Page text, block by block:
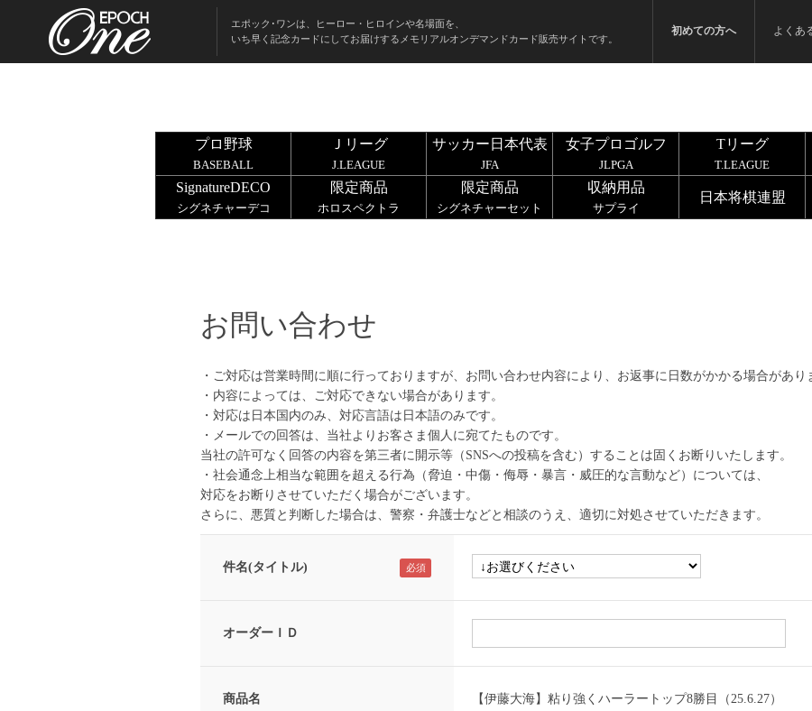
エポック･ワンは、ヒーロー・ヒロインや名場面を、
いち早く記念カードにしてお届けするメモリアルオンデマンドカード販売サイトです。
初めての方へ よくあ
プロ野球
BASEBALL
Ｊリーグ
J.LEAGUE
サッカー日本代表
JFA
女子プロゴルフ
JLPGA
Tリーグ
T.LEAGUE
SignatureDECO
シグネチャーデコ
限定商品
ホロスペクトラ
限定商品
シグネチャーセット
収納用品
サプライ
日本将棋連盟
お問い合わせ
・ご対応は営業時間に順に行っておりますが、お問い合わせ内容により、お返事に日数がかかる場合があり
・内容によっては、ご対応できない場合があります。
・対応は日本国内のみ、対応言語は日本語のみです。
・メールでの回答は、当社よりお客さま個人に宛てたものです。
当社の許可なく回答の内容を第三者に開示等（SNSへの投稿を含む）することは固くお断りいたします。
・社会通念上相当な範囲を超える行為（脅迫・中傷・侮辱・暴言・威圧的な言動など）については、
対応をお断りさせていただく場合がございます。
さらに、悪質と判断した場合は、警察・弁護士などと相談のうえ、適切に対処させていただきます。
件名(タイトル)
オーダーＩＤ
商品名
【伊藤大海】粘り強くハーラートップ8勝目（25.6.27）